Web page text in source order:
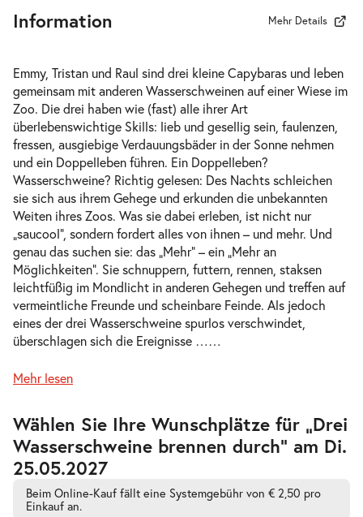
Drei Wasserschweine brennen durch-
Fr.
Fr. 09.04.2027
16:00–17:15 Uhr
Tickets
Drei Wasserschweine brennen durch-
Sa.
Sa. 10.04.2027
17:00–18:15 Uhr
Drei Wasserschweine brennen durch
10:30–11:45 Uhr
Tickets
Information Mehr Details
Emmy, Tristan und Raul sind drei kleine Capybaras und leben
gemeinsam mit anderen Wasserschweinen auf einer Wiese im
Zoo. Die drei haben wie (fast) alle ihrer Art
überlebenswichtige Skills: lieb und gesellig sein, faulenzen,
fressen, ausgiebige Verdauungsbäder in der Sonne nehmen
und ein Doppelleben führen. Ein Doppelleben?
Wasserschweine? Richtig gelesen: Des Nachts schleichen
sie sich aus ihrem Gehege und erkunden die unbekannten
Weiten ihres Zoos. Was sie dabei erleben, ist nicht nur
„saucool“, sondern fordert alles von ihnen – und mehr. Und
genau das suchen sie: das „Mehr“ – ein „Mehr an
Möglichkeiten“. Sie schnuppern, futtern, rennen, staksen
leichtfüßig im Mondlicht in anderen Gehegen und treffen auf
vermeintliche Freunde und scheinbare Feinde. Als jedoch
eines der drei Wasserschweine spurlos verschwindet,
überschlagen sich die Ereignisse ……
Mehr lesen
Wählen Sie Ihre Wunschplätze für „Drei
Wasserschweine brennen durch” am Di.
25.05.2027
Beim Online-Kauf fällt eine Systemgebühr von € 2,50 pro
Einkauf an.
Zur
barrierefreien
automatischen
Bestplatzwahl